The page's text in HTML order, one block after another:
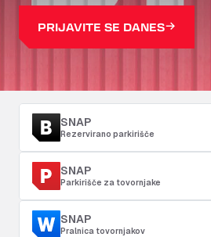
PRIJAVITE SE DANES
SNAP
Rezervirano parkirišče
SNAP
Parkirišče za tovornjake
SNAP
Pralnica tovornjakov